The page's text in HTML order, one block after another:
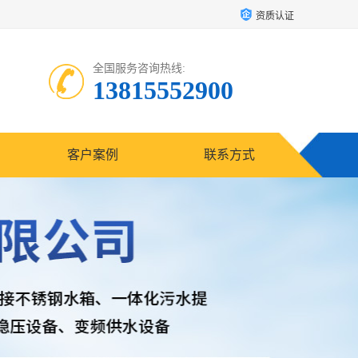
资质认证
全国服务咨询热线:
13815552900
客户案例 联系方式